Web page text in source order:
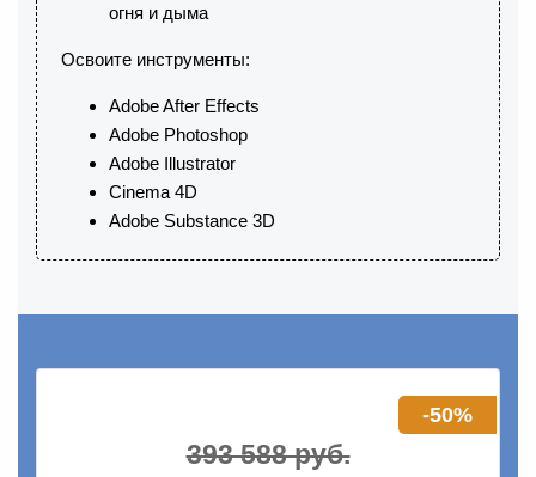
огня и дыма
Освоите инструменты:
Adobe After Effects
Adobe Photoshop
Adobe Illustrator
Cinema 4D
Adobe Substance 3D
-50%
393 588 руб.